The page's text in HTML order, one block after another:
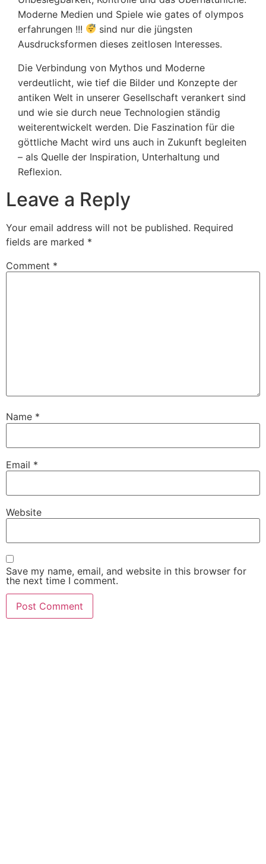
Moderne Medien und Spiele wie gates of olympos
erfahrungen !!!
sind nur die jüngsten
Ausdrucksformen dieses zeitlosen Interesses.
Die Verbindung von Mythos und Moderne
verdeutlicht, wie tief die Bilder und Konzepte der
antiken Welt in unserer Gesellschaft verankert sind
und wie sie durch neue Technologien ständig
weiterentwickelt werden. Die Faszination für die
göttliche Macht wird uns auch in Zukunft begleiten
– als Quelle der Inspiration, Unterhaltung und
Reflexion.
Leave a Reply
Your email address will not be published. Required
fields are marked *
Comment *
Name *
Email *
Website
Save my name, email, and website in this browser for
the next time I comment.